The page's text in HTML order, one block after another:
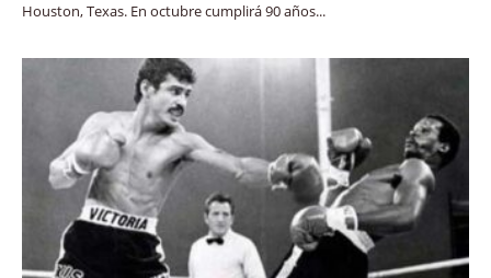
Houston, Texas. En octubre cumplirá 90 años...